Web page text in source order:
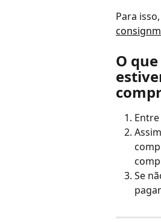
Para
O
Se